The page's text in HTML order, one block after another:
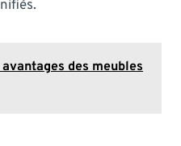
des meubles